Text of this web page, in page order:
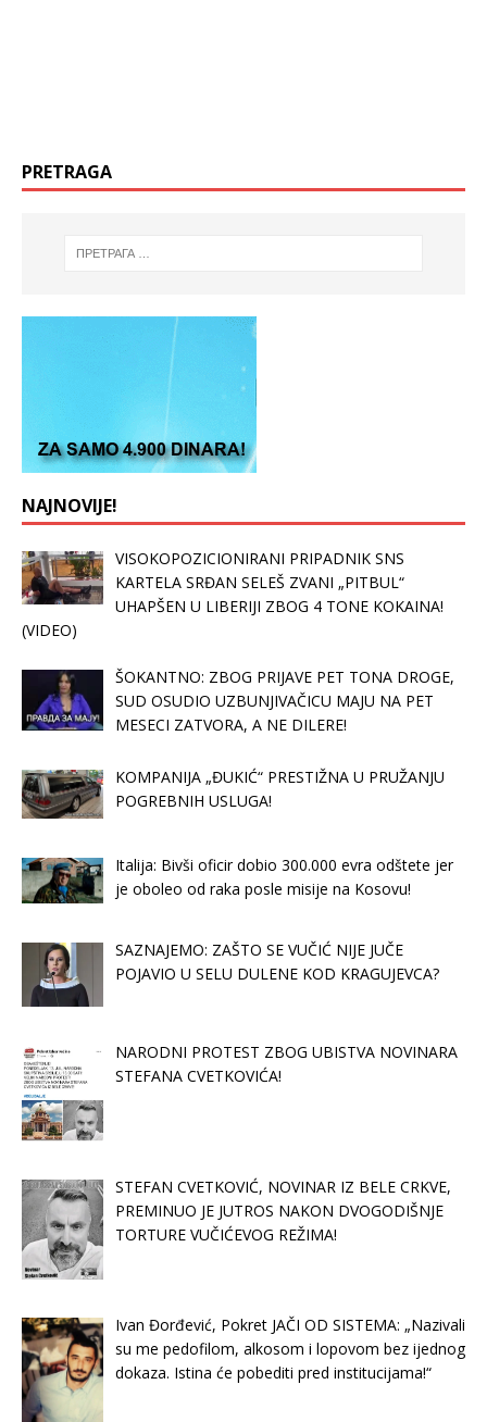
PRETRAGA
NAJNOVIJE!
VISOKOPOZICIONIRANI PRIPADNIK SNS
KARTELA SRĐAN SELEŠ ZVANI „PITBUL“
UHAPŠEN U LIBERIJI ZBOG 4 TONE KOKAINA!
(VIDEO)
ŠOKANTNO: ZBOG PRIJAVE PET TONA DROGE,
SUD OSUDIO UZBUNJIVAČICU MAJU NA PET
MESECI ZATVORA, A NE DILERE!
KOMPANIJA „ĐUKIĆ“ PRESTIŽNA U PRUŽANJU
POGREBNIH USLUGA!
Italija: Bivši oficir dobio 300.000 evra odštete jer
je oboleo od raka posle misije na Kosovu!
SAZNAJEMO: ZAŠTO SE VUČIĆ NIJE JUČE
POJAVIO U SELU DULENE KOD KRAGUJEVCA?
NARODNI PROTEST ZBOG UBISTVA NOVINARA
STEFANA CVETKOVIĆA!
STEFAN CVETKOVIĆ, NOVINAR IZ BELE CRKVE,
PREMINUO JE JUTROS NAKON DVOGODIŠNJE
TORTURE VUČIĆEVOG REŽIMA!
Ivan Đorđević, Pokret JAČI OD SISTEMA: „Nazivali
su me pedofilom, alkosom i lopovom bez ijednog
dokaza. Istina će pobediti pred institucijama!“